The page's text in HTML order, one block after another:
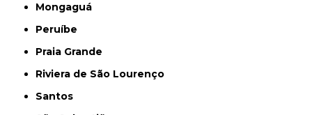
Mongaguá
Peruíbe
Praia Grande
Riviera de São Lourenço
Santos